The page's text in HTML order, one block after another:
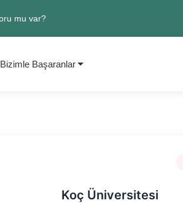
mu var?
Bizimle Başaranlar
Koç Üniversitesi